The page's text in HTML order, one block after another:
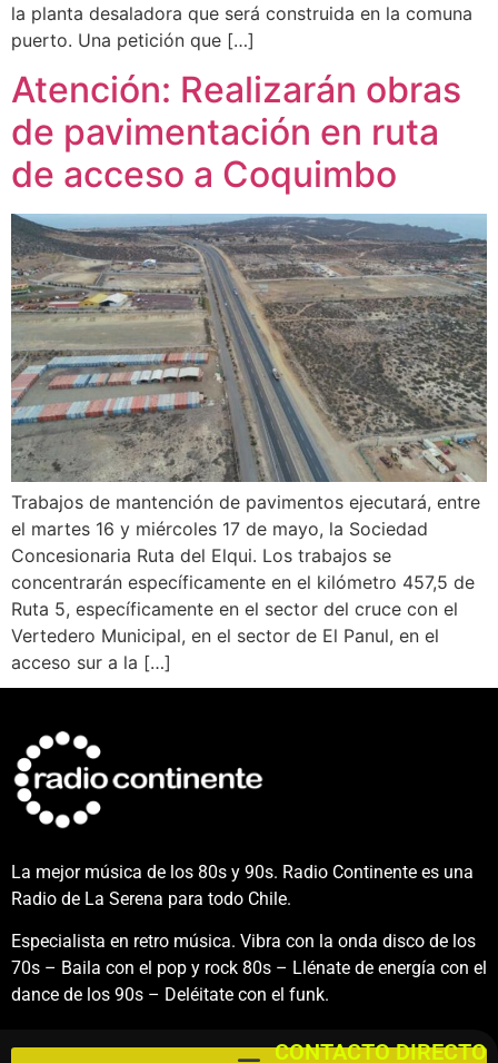
la planta desaladora que será construida en la comuna
puerto. Una petición que […]
Atención: Realizarán obras
de pavimentación en ruta
de acceso a Coquimbo
Trabajos de mantención de pavimentos ejecutará, entre
el martes 16 y miércoles 17 de mayo, la Sociedad
Concesionaria Ruta del Elqui. Los trabajos se
concentrarán específicamente en el kilómetro 457,5 de
Ruta 5, específicamente en el sector del cruce con el
Vertedero Municipal, en el sector de El Panul, en el
acceso sur a la […]
La mejor música de los 80s y 90s. Radio Continente es una
Radio de La Serena para todo Chile.
Especialista en retro música. Vibra con la onda disco de los
70s – Baila con el pop y rock 80s – Llénate de energía con el
dance de los 90s – Deléitate con el funk.
CONTACTO DIRECTO